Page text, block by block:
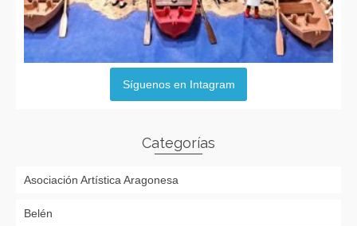
Síguenos en Intagram
Categorías
Asociación Artística Aragonesa
Belén